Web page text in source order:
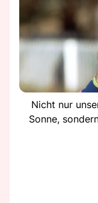
Nicht nur
Sonne,